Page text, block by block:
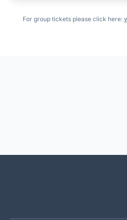
For group tickets please click here: